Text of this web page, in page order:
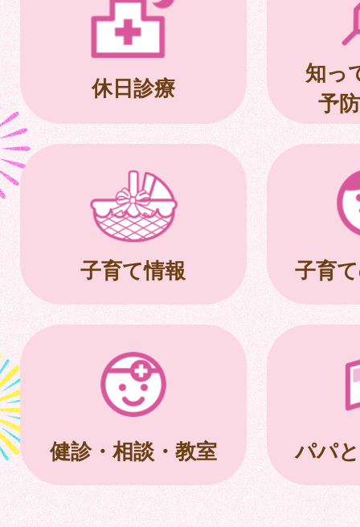
休日診療
知っ
予
子育て情報 子育
健診・相談・教室 パパ